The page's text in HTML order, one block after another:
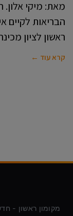
מאת: מיקי אלון.
הבריאות לקיים
ראשון לציון
קרא עוד ←
מקומון ראשון -